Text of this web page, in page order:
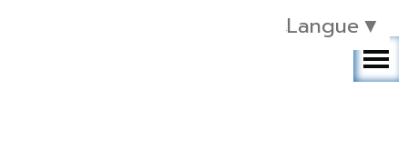
Langue▼